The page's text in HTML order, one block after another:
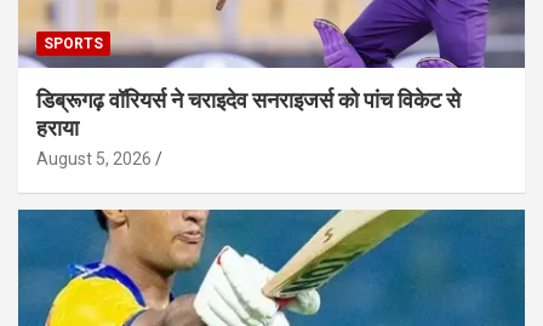
SPORTS
डिब्रूगढ़ वॉरियर्स ने चराइदेव सनराइजर्स को पांच विकेट से
हराया
August 5, 2026